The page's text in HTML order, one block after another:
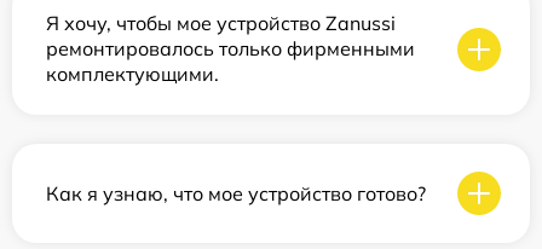
Я хочу, чтобы мое устройство Zanussi
ремонтировалось только фирменными
комплектующими.
Как я узнаю, что мое устройство готово?